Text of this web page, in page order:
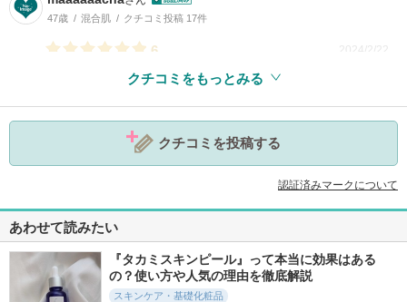
47歳 混合肌 クチコミ投稿 17件
6 2024/2/22
参考になった 0
クチコミをもっとみる
クチコミを投稿する
認証済みマークについて
あわせて読みたい
『タカミスキンピール』って本当に効果はある
の？使い方や人気の理由を徹底解説
スキンケア・基礎化粧品